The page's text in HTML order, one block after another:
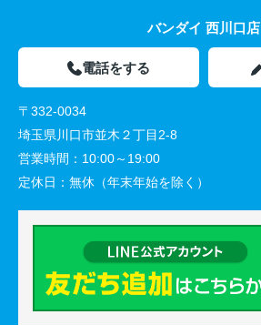
バンダイ 西川口店
電話をする
〒332-0034
埼玉県川口市並木２丁目2-8
営業時間： 10:00～19:00
定休日： 無休（年末年始を除く）